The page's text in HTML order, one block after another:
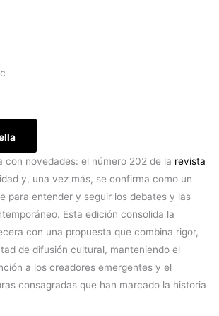
con novedades: el número 202 de la revista
y, una vez más, se confirma como un
para entender y seguir los debates y las
Esta edición consolida la
con una propuesta que combina rigor,
de difusión cultural, manteniendo el
a los creadores emergentes y el
consagradas que han marcado la historia